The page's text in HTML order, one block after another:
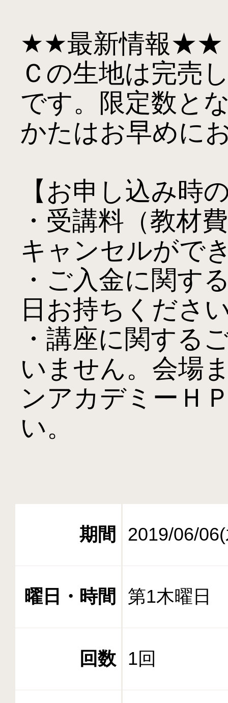
★★最新情報★★
Ｃの生地は完売
です。限定数と
かたはお早めに
【お申し込み時
・受講料（教材
キャンセルがで
・ご入金に関す
日お持ちくださ
・講座に関する
いません。会場
ンアカデミーＨ
い。
期間 2019/06/
曜日・時間 第1木曜日
回数 1回